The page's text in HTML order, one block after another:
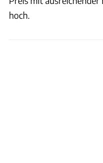
hoch.